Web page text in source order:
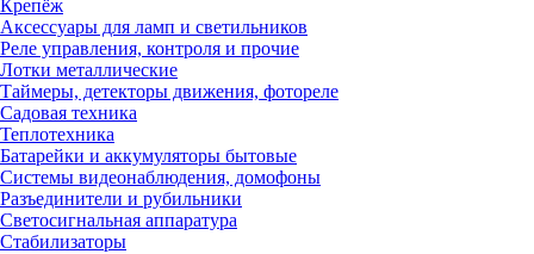
Крепёж
Аксессуары для ламп и светильников
Реле управления, контроля и прочие
Лотки металлические
Таймеры, детекторы движения, фотореле
Садовая техника
Теплотехника
Батарейки и аккумуляторы бытовые
Системы видеонаблюдения, домофоны
Разъединители и рубильники
Светосигнальная аппаратура
Стабилизаторы